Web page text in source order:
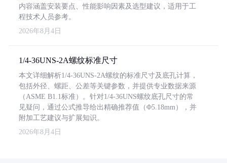
内容涵盖安装要点、性能影响因素及选型建议，适用于工
程技术人员参考。
2026年8月4日
1/4-36UNS-2A螺纹标准尺寸
本文详细解析1/4-36UNS-2A螺纹的标准尺寸及底孔计算，
包括外径、螺距、公差等关键参数，并提供专业数据来源
（ASME B1.1标准）。针对1/4-36UNS螺纹底孔尺寸的常
见疑问，通过公式推导给出精确推荐值（Φ5.18mm），并
附加工艺建议与扩展知识。
2026年8月4日